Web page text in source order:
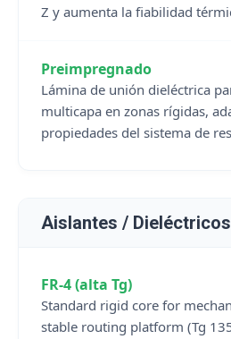
Z y aumenta la fiabilidad
Preimpregnado
Lámina de unión dieléctrica
multicapa en zonas rígidas,
propiedades del sistema de
Aislantes / Dieléctricos
FR-4 (alta Tg)
Standard rigid core for
stable routing platform (Tg